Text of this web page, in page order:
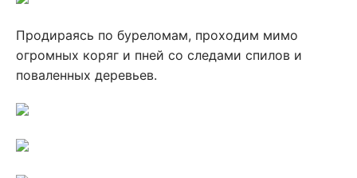
Продираясь по буреломам, проходим мимо
огромных коряг и пней со следами спилов и
поваленных деревьев.